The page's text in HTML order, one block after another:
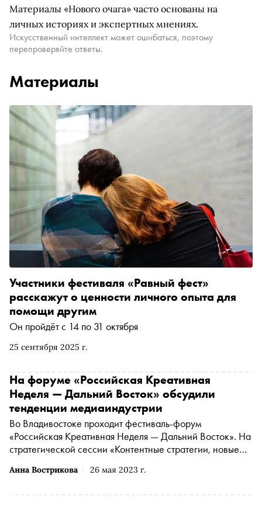
Материалы «Нового очага» часто основаны на
личных историях и экспертных мнениях.
Искусственный интеллект может ошибаться, поэтому
перепроверяйте ответы.
Материалы
25 сентября 2025 г.
Участники фестиваля «Равный фест»
расскажут о ценности личного опыта для
помощи другим
Он пройдёт с 14 по 31 октября
Анна Вострикова 26 мая 2023 г.
На форуме «Российская Креативная
Неделя — Дальний Восток» обсудили
тенденции медиаиндустрии
Во Владивостоке проходит фестиваль-форум
«Российская Креативная Неделя — Дальний Восток». На
стратегической сессии «Контентные стратегии, новые
развитие новых инструментов в медиаотрасли,